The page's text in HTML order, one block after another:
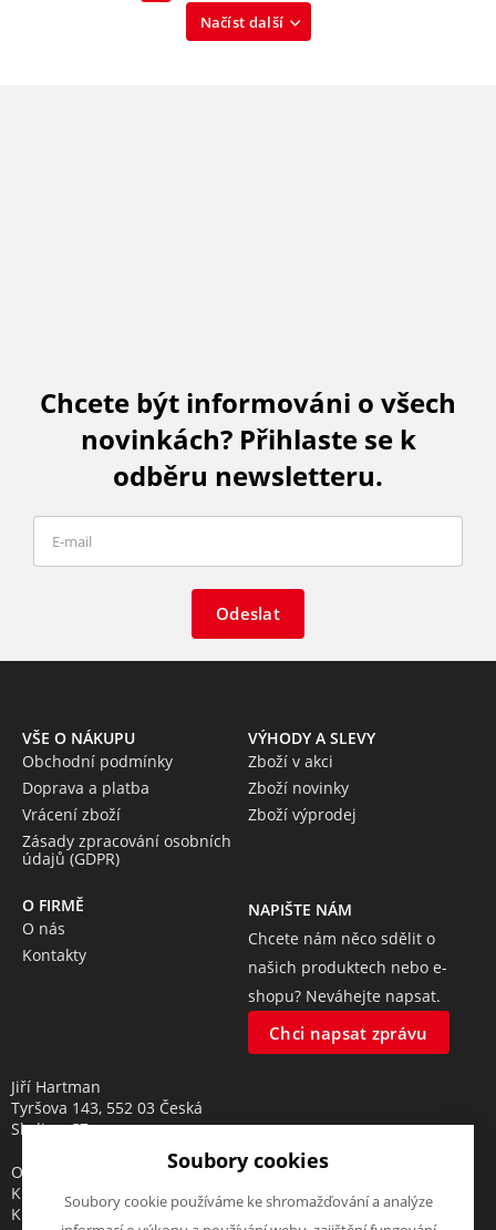
Načíst další
Chcete být informováni o všech
novinkách? Přihlaste se k
odběru newsletteru.
Odeslat
VŠE O NÁKUPU
Obchodní podmínky
Doprava a platba
Vrácení zboží
Zásady zpracování osobních
údajů (GDPR)
VÝHODY A SLEVY
Zboží v akci
Zboží novinky
Zboží výprodej
O FIRMĚ
O nás
Kontakty
NAPIŠTE NÁM
Chcete nám něco sdělit o
našich produktech nebo e-
shopu? Neváhejte napsat.
Chci napsat zprávu
Jiří Hartman
Tyršova 143, 552 03 Česká
Skalice, CZ
Obchodní rejstřík vedený u
Krajského soudu v Hradci
Králové, oddíl A, vložka 18553
Soubory cookies
Soubory cookie používáme ke shromažďování a analýze